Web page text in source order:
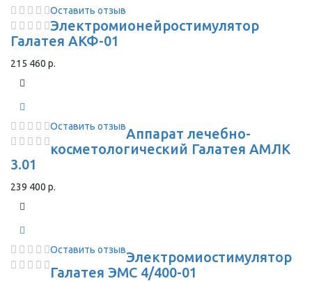
Оставить отзыв
Электромионейростимулятор
Галатея АКФ-01
215 460 р.
Оставить отзывАппарат лечебно-
косметологический Галатея АМЛК
3.01
239 400 р.
Оставить отзывЭлектромиостимулятор
Галатея ЭМС 4/400-01